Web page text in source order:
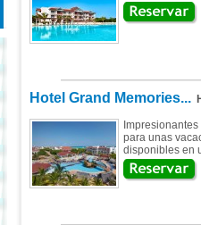
Hotel Grand Memories...
para unas
disponibles en